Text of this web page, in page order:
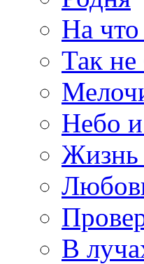
На что
Так не
Небо
Жизнь
В